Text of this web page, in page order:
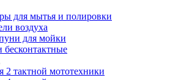
для мытья и полировки
воздуха
для мойки
2 тактной мототехники